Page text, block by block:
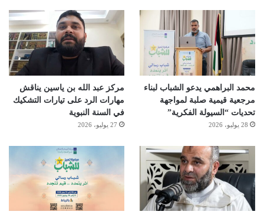
محمد البراهمي يدعو الشباب لبناء
مرجعية قيمية صلبة لمواجهة
تحديات “السيولة الفكرية”
28 يوليو، 2026
مركز عبد الله بن ياسين يناقش
مهارات الرد على تيارات التشكيك
في السنة النبوية
27 يوليو، 2026